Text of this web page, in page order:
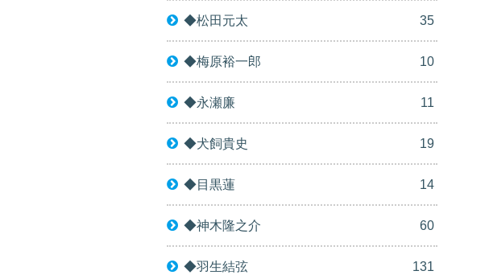
◆松田元太 35
◆梅原裕一郎 10
◆永瀬廉 11
◆犬飼貴史 19
◆目黒蓮 14
◆神木隆之介 60
◆羽生結弦 131